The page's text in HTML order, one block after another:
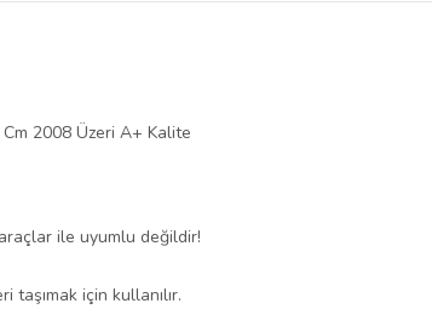
Cm 2008 Üzeri A+ Kalite
araçlar ile uyumlu değildir!
taşımak için kullanılır.